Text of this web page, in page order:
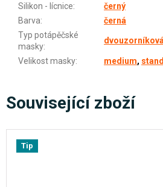
Silikon - lícnice:
černý
Barva:
černá
Typ potápěčské
masky:
dvouzorníková
Velikost masky: medium,
Související zboží
Tip